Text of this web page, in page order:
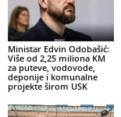
Ministar Edvin Odobašić:
Više od 2,25 miliona KM
za puteve, vodovode,
deponije i komunalne
projekte širom USK